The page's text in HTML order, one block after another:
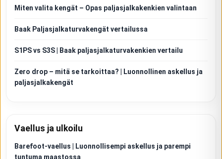
Miten valita kengät – Opas paljasjalkakenkien valintaan
Baak Paljasjalkaturvakengät vertailussa
S1PS vs S3S | Baak paljasjalkaturvakenkien vertailu
Zero drop – mitä se tarkoittaa? | Luonnollinen askellus ja
paljasjalkakengät
Vaellus ja ulkoilu
Barefoot-vaellus | Luonnollisempi askellus ja parempi
tuntuma maastossa